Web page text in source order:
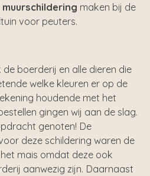
maken bij de
voor peuters.
boerderij en alle dieren die
welke kleuren er op de
houdende met het
gingen wij aan de slag.
genoten! De
deze schildering waren de
mais omdat deze ook
aanwezig zijn. Daarnaast